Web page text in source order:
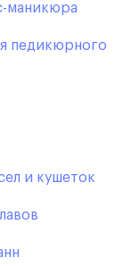
маникюра
педикюрного
и кушеток